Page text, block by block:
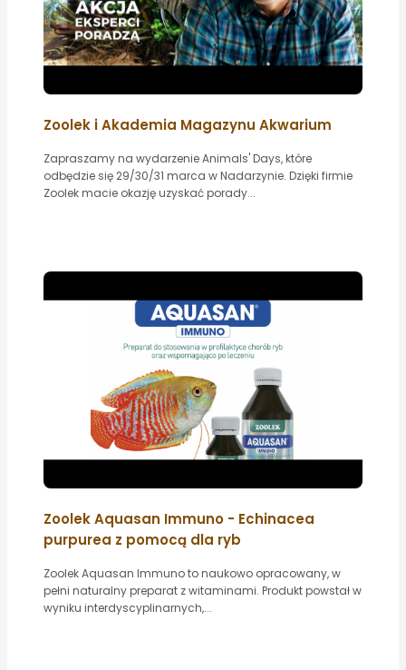
Zoolek i Akademia Magazynu Akwarium
Zapraszamy na wydarzenie Animals' Days, które
odbędzie się 29/30/31 marca w Nadarzynie. Dzięki firmie
Zoolek macie okazję uzyskać porady...
Zoolek Aquasan Immuno - Echinacea
purpurea z pomocą dla ryb
Zoolek Aquasan Immuno to naukowo opracowany, w
pełni naturalny preparat z witaminami. Produkt powstał w
wyniku interdyscyplinarnych,...